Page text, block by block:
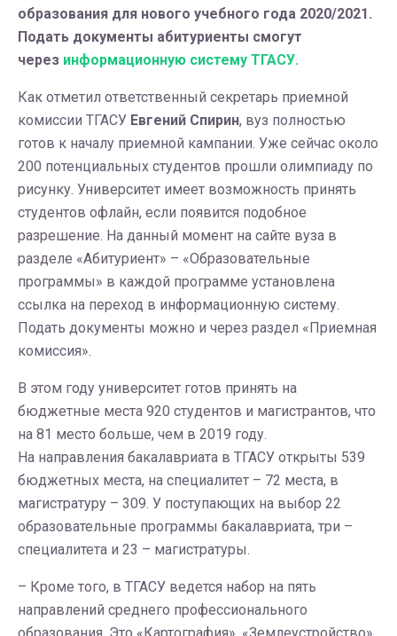
образования для нового учебного года 2020/2021.
Подать документы абитуриенты смогут
через информационную систему ТГАСУ.
Как отметил ответственный секретарь приемной
комиссии ТГАСУ Евгений Спирин, вуз полностью
готов к началу приемной кампании. Уже сейчас около
200 потенциальных студентов прошли олимпиаду по
рисунку. Университет имеет возможность принять
студентов офлайн, если появится подобное
разрешение. На данный момент на сайте вуза в
разделе «Абитуриент» – «Образовательные
программы» в каждой программе установлена
ссылка на переход в информационную систему.
Подать документы можно и через раздел «Приемная
комиссия».
В этом году университет готов принять на
бюджетные места 920 студентов и магистрантов, что
на 81 место больше, чем в 2019 году.
На направления бакалавриата в ТГАСУ открыты 539
бюджетных места, на специалитет – 72 места, в
магистратуру – 309. У поступающих на выбор 22
образовательные программы бакалавриата, три –
специалитета и 23 – магистратуры.
– Кроме того, в ТГАСУ ведется набор на пять
направлений среднего профессионального